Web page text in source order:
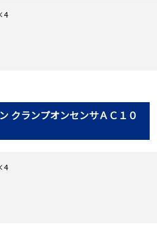
クランプオンセンサＡＣ１０